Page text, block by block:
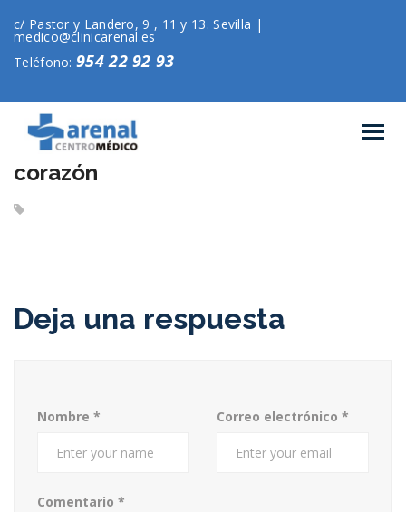
c/ Pastor y Landero, 9 , 11 y 13. Sevilla |
medico@clinicarenal.es
Teléfono: 954 22 92 93
corazón
Deja una respuesta
Nombre * Correo electrónico *
Comentario *